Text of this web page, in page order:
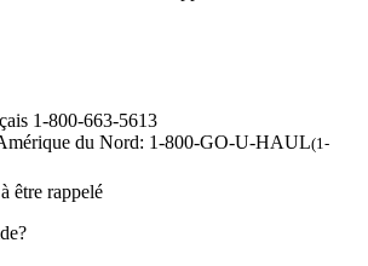
1-800-663-5613
du Nord: 1-800-GO-U-HAUL(1-
être rappelé